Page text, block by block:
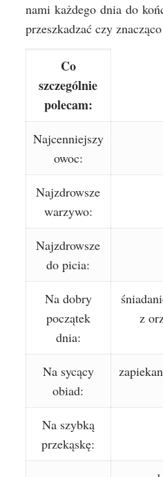
nami każdego dnia do
przeszkadzać czy
Co
szczególnie
polecam:
Najcenniejszy
owoc:
Najzdrowsze
warzywo:
Najzdrowsze
do picia:
Na dobry
początek
dnia:
z
Na sycący
obiad:
Na szybką
przekąskę: